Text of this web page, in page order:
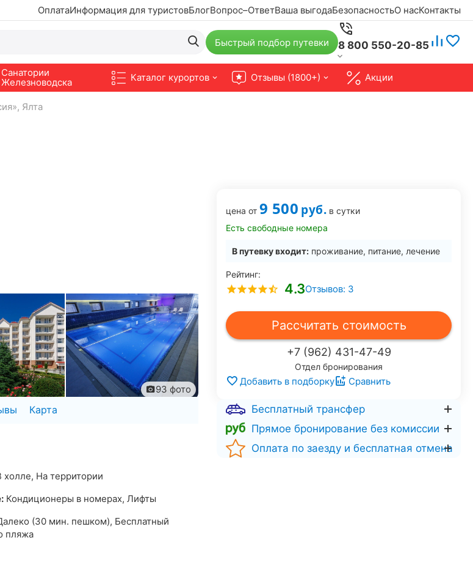
ОплатаИнформация для туристовБлогВопрос–ОтветВаша выгодаБезопасностьО насКонтакты
Быстрый подбор путевки 8 800 550-20-85
Санатории
Железноводска
Каталог курортов Отзывы (1800+) Акции
Ялта
цена от 9 500 руб. в сутки
Есть свободные номера
В путевку входит: проживание, питание, лечение
Рейтинг:
4.3Отзывов: 3
Рассчитать стоимость
+7 (962) 431-47-49
Отдел бронирования
Добавить в подборку Сравнить
Бесплатный трансфер
Прямое бронирование без комиссии
Оплата по заезду и бесплатная отмена
93 фото
Карта
холле, На территории
Кондиционеры в номерах, Лифты
(30 мин. пешком), Бесплатный
пляжа